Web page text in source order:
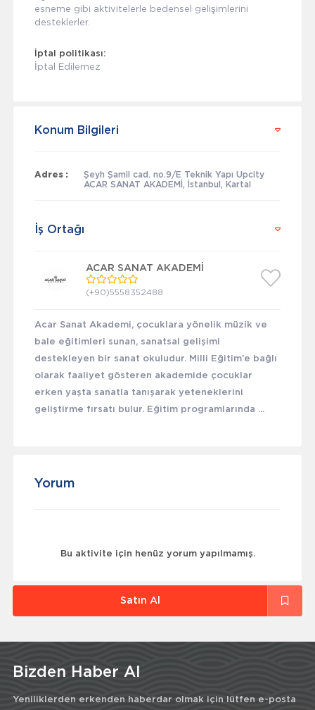
esneme gibi aktivitelerle bedensel gelişimlerini
desteklerler.
İptal politikası:
İptal Edilemez
Konum Bilgileri
Adres :
Şeyh Şamil cad. no.9/E Teknik Yapı Upcity
ACAR SANAT AKADEMİ, İstanbul, Kartal
İş Ortağı
ACAR SANAT AKADEMİ
(+90)5558352488
Acar Sanat Akademi, çocuklara yönelik müzik ve
bale eğitimleri sunan, sanatsal gelişimi
destekleyen bir sanat okuludur. Milli Eğitim’e bağlı
olarak faaliyet gösteren akademide çocuklar
erken yaşta sanatla tanışarak yeteneklerini
geliştirme fırsatı bulur. Eğitim programlarında ...
Yorum
Bu aktivite için henüz yorum yapılmamış.
Satın Al
Bizden Haber Al
Yeniliklerden erkenden haberdar olmak için lütfen e-posta